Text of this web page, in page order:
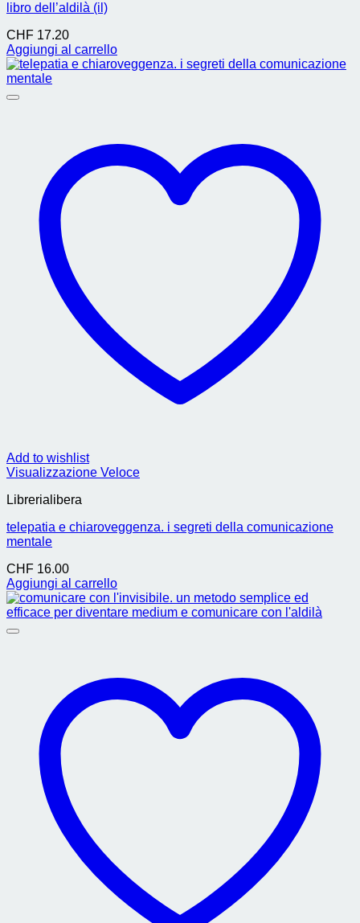
libro dell’aldilà (il)
CHF 17.20
Aggiungi al carrello
Add to wishlist
Visualizzazione Veloce
Librerialibera
telepatia e chiaroveggenza. i segreti della comunicazione
mentale
CHF 16.00
Aggiungi al carrello